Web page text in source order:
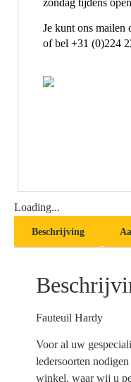
Je kunt ons mailen
of bel +31 (0)224
Loading...
Beschrijving
Fauteuil Hardy
Voor al uw
ledersoorten
winkel, waar wij u